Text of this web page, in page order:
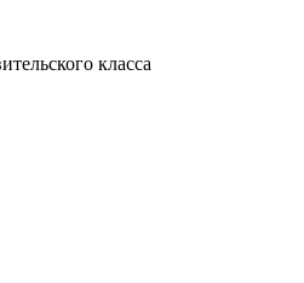
класса